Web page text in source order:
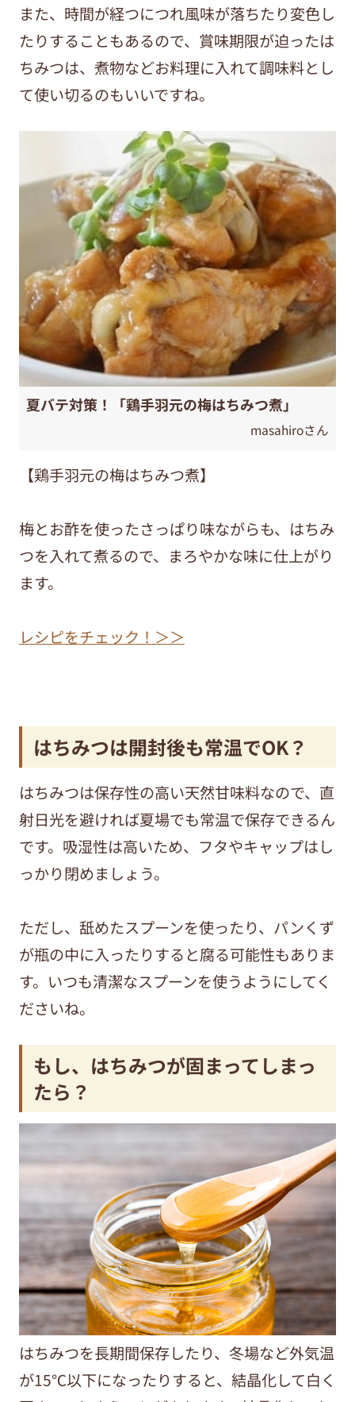
また、時間が経つにつれ風味が落ちたり変色し
たりすることもあるので、賞味期限が迫ったは
ちみつは、煮物などお料理に入れて調味料とし
て使い切るのもいいですね。
夏バテ対策！「鶏手羽元の梅はちみつ煮」
masahiroさん
【鶏手羽元の梅はちみつ煮】
梅とお酢を使ったさっぱり味ながらも、はちみ
つを入れて煮るので、まろやかな味に仕上がり
ます。
レシピをチェック！＞＞
はちみつは開封後も常温でOK？
はちみつは保存性の高い天然甘味料なので、直
射日光を避ければ夏場でも常温で保存できるん
です。吸湿性は高いため、フタやキャップはし
っかり閉めましょう。
ただし、舐めたスプーンを使ったり、パンくず
が瓶の中に入ったりすると腐る可能性もありま
す。いつも清潔なスプーンを使うようにしてく
ださいね。
もし、はちみつが固まってしまっ
たら？
はちみつを長期間保存したり、冬場など外気温
が15℃以下になったりすると、結晶化して白く